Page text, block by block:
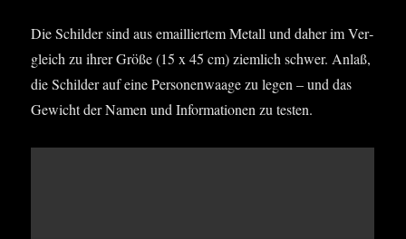
Die Schil­der sind aus email­lier­tem Metall und daher im Ver­
gleich zu ihrer Grö­ße (15 x 45 cm) ziem­lich schwer. Anlaß,
die Schil­der auf eine Per­so­nen­waa­ge zu legen – und das
Gewicht der Namen und Infor­ma­tio­nen zu testen.